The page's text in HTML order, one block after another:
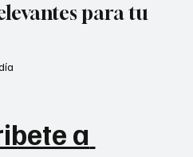
para tu
a